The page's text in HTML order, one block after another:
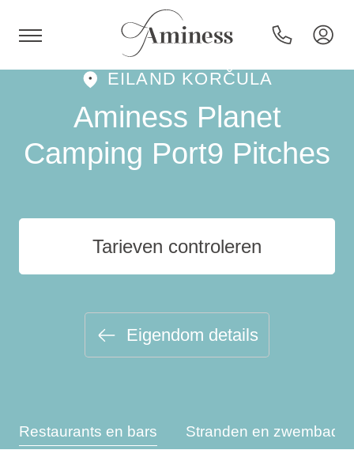
HR
Campings
Bestemmingen
EILAND KORČULA
Aminess Planet
Camping Port9 Pitches
Tarieven controleren
Eigendom details
Restaurants en bars Stranden en